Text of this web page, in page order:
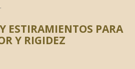
ESTIRAMIENTOS PARA
Y RIGIDEZ